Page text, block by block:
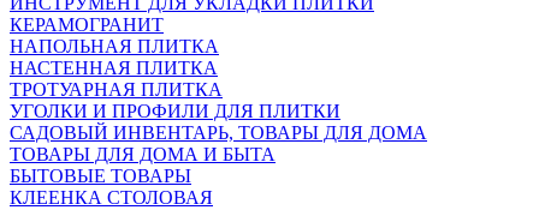
КЕРАМОГРАНИТ
НАПОЛЬНАЯ ПЛИТКА
НАСТЕННАЯ ПЛИТКА
ТРОТУАРНАЯ ПЛИТКА
УГОЛКИ И ПРОФИЛИ ДЛЯ ПЛИТКИ
САДОВЫЙ ИНВЕНТАРЬ, ТОВАРЫ ДЛЯ ДОМА
ТОВАРЫ ДЛЯ ДОМА И БЫТА
БЫТОВЫЕ ТОВАРЫ
КЛЕЕНКА СТОЛОВАЯ